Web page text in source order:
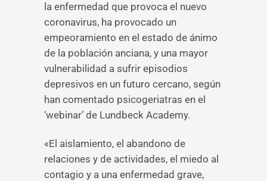
la enfermedad que provoca el nuevo
coronavirus, ha provocado un
empeoramiento en el estado de ánimo
de la población anciana, y una mayor
vulnerabilidad a sufrir episodios
depresivos en un futuro cercano, según
han comentado psicogeriatras en el
‘webinar’ de Lundbeck Academy.
«El aislamiento, el abandono de
relaciones y de actividades, el miedo al
contagio y a una enfermedad grave,